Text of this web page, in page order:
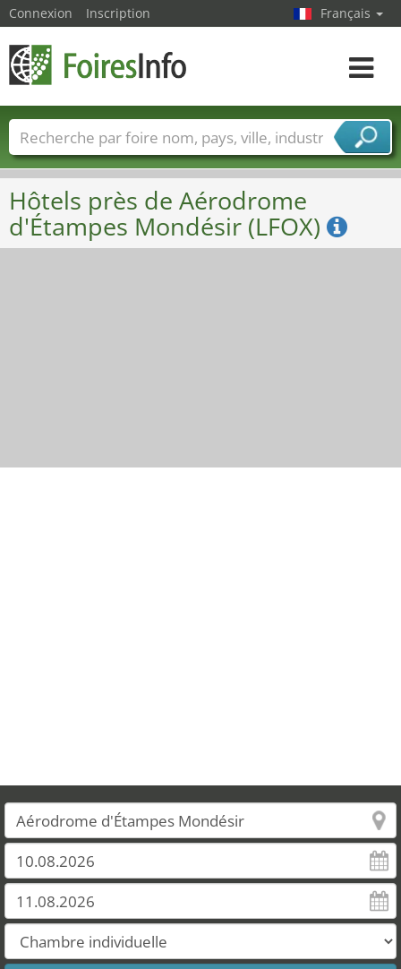
Hôtels près de Aérodrome
d'Étampes Mondésir (LFOX)
Connexion Inscription Français
Toggle
Foire noms Pays Villes
Secteurs de foire
Secteurs du fournisseur de services